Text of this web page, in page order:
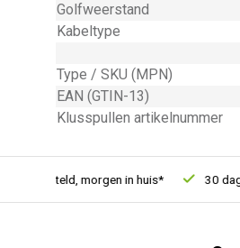
Golfweerstand
Kabeltype
Type / SKU (MPN)
EAN (GTIN-13)
Klusspullen artikelnummer
besteld, morgen in huis* 30